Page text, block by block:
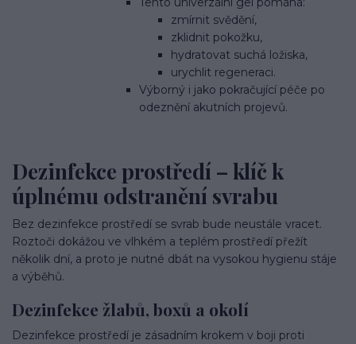
zmírnit svědění,
zklidnit pokožku,
hydratovat suchá ložiska,
urychlit regeneraci.
Výborný i jako pokračující péče po
odeznění akutních projevů.
Dezinfekce prostředí – klíč k
úplnému odstranění svrabu
Bez dezinfekce prostředí se svrab bude neustále vracet.
Roztoči dokážou ve vlhkém a teplém prostředí přežít
několik dní, a proto je nutné dbát na vysokou hygienu stáje
a výběhů.
Dezinfekce žlabů, boxů a okolí
Dezinfekce prostředí je zásadním krokem v boji proti